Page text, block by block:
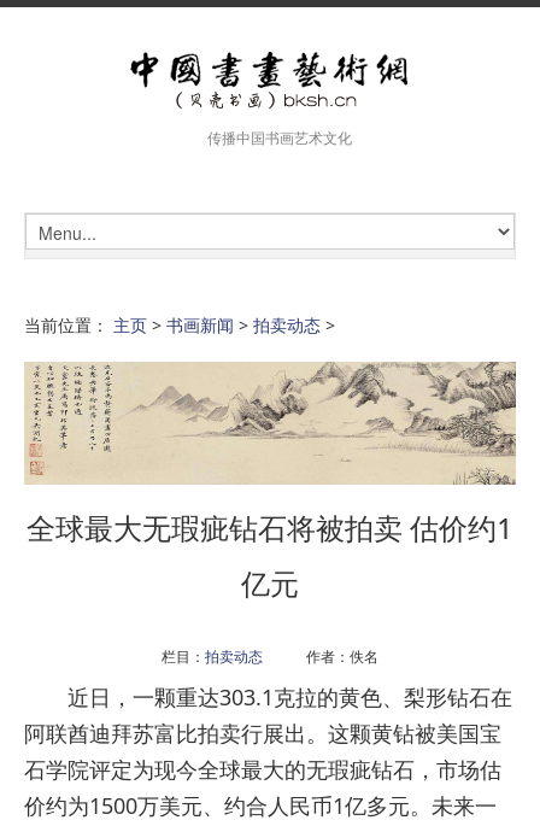
传播中国书画艺术文化
当前位置： 主页 > 书画新闻 > 拍卖动态 >
全球最大无瑕疵钻石将被拍卖 估价约1
亿元
栏目： 拍卖动态 作者：佚名
近日，一颗重达303.1克拉的黄色、梨形钻石在
阿联酋迪拜苏富比拍卖行展出。这颗黄钻被美国宝
石学院评定为现今全球最大的无瑕疵钻石，市场估
价约为1500万美元、约合人民币1亿多元。未来一